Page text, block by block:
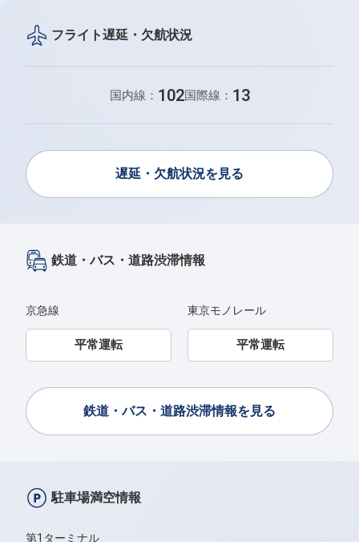
フライト遅延・欠航状況
国内線： 102国際線： 13
遅延・欠航状況を見る
鉄道・バス・道路渋滞情報
京急線
平常運転
東京モノレール
平常運転
鉄道・バス・道路渋滞情報を見る
駐車場満空情報
第1ターミナル